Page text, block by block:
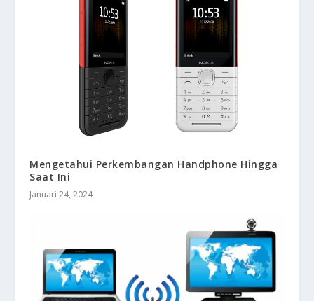
Mengetahui Perkembangan Handphone Hingga
Saat Ini
Januari 24, 2024